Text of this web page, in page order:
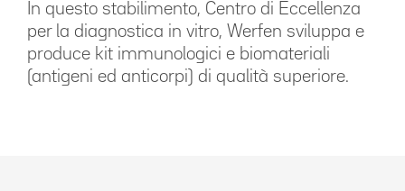
In questo stabilimento, Centro di Eccellenza
per la diagnostica in vitro, Werfen sviluppa e
produce kit immunologici e biomateriali
(antigeni ed anticorpi) di qualità superiore.